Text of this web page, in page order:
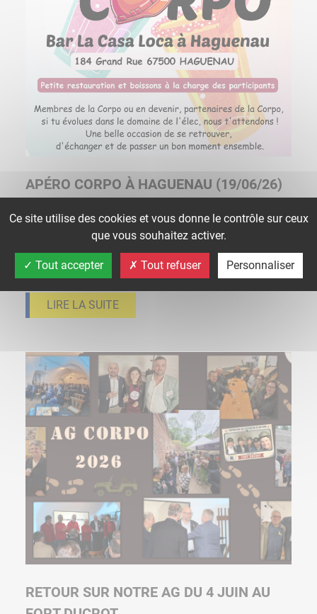
APÉRO CORPO À HAGUENAU (19/06/26)
𝗔𝗣𝗘́𝗥𝗢 𝗖𝗢𝗥𝗣𝗢 : 𝗟’𝗲́𝘃𝗲̀𝗻𝗲𝗺𝗲𝗻𝘁 𝗮̀ 𝗻𝗲 𝗽𝗮𝘀
𝗺𝗮𝗻𝗾𝘂𝗲𝗿 ! Pas besoin de traverser l’Atlantique pour
vibrer au rythme de la Coupe du Monde…Le rendez-
vous…
LIRE LA SUITE
RETOUR SUR NOTRE AG DU 4 JUIN AU
Ce site utilise des cookies et vous donne le contrôle sur ceux
que vous souhaitez activer.
Tout accepter Tout refuser Personnaliser